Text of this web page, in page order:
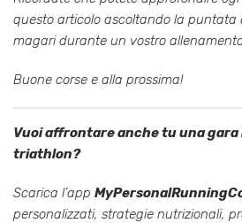
questo articolo ascoltando la puntata
magari durante un vostro
Buone corse e alla prossima!
Vuoi affrontare anche tu una gara
triathlon?
Scarica l’app
personalizzati, strategie nutrizionali,